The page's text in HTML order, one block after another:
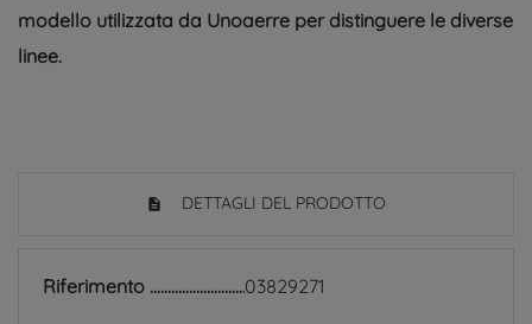
modello utilizzata da Unoaerre per distinguere le diverse
linee.
DETTAGLI DEL PRODOTTO
Riferimento 03829271